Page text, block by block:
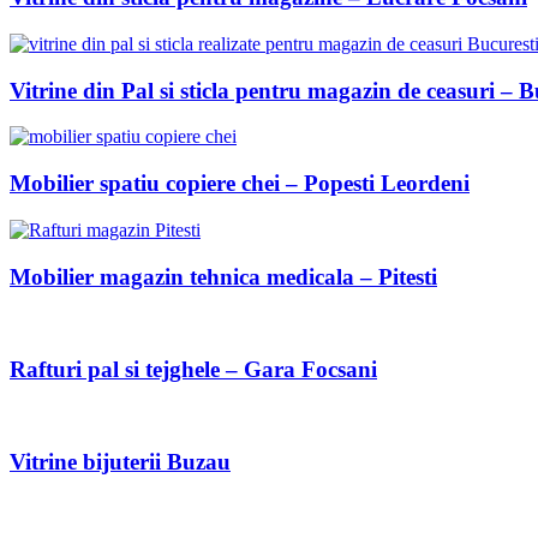
Vitrine din Pal si sticla pentru magazin de ceasuri –
Mobilier spatiu copiere chei – Popesti Leordeni
Mobilier magazin tehnica medicala – Pitesti
Rafturi pal si tejghele – Gara Focsani
Vitrine bijuterii Buzau